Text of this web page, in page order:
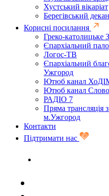
Хустський вікаріат
Берегівський
Корисні посилання
Греко-католицьке
Єпархіальний
Логос-ТВ
Єпархіальний
Ужгород
Ютюб канал
Ютюб канал Слово
РАДІО 7
Пряма трансляція
м.Ужгород
Контакти
Підтримати нас